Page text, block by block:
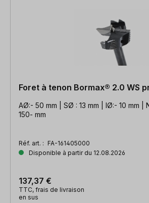
Foret à tenon Bormax® 2.0 WS
AØ:- 50 mm | SØ : 13 mm | IØ:- 10 mm |
150- mm
Réf. art. : FA-161405000
Disponible à partir du 12.08.2026
137,37 €
TTC, frais de livraison
en sus